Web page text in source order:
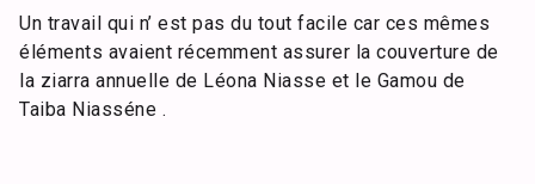
Un travail qui n’ est pas du tout facile car ces mêmes
éléments avaient récemment assurer la couverture de
la ziarra annuelle de Léona Niasse et le Gamou de
Taiba Niasséne .